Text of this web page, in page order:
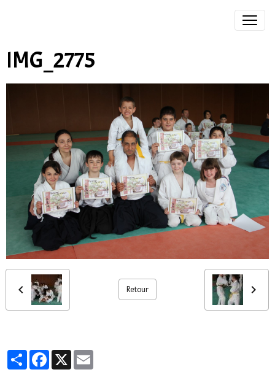
IMG_2775
Retour
PartagerFacebook
X